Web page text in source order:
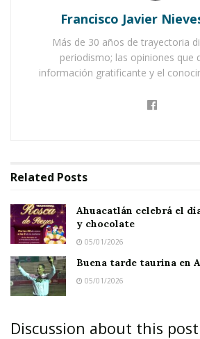
Notas Relacionadas
Ahuacatlán celebrá el día de
chocolate
Buena tarde taurina en Ahuacatlán
“Un joven que fue criado como
entrenando para saltos
olímpico. La única influencia
recibió en su vida le había
un amigo cristiano.
Francisco Javier
Más de 30 años de trayectoria
periodismo; las opiniones que
información gratificante y el
Related Posts
Ahuacatlán celebrá el
y chocolate
05/01/2026
Buena tarde taurina en
05/01/2026
Discussion about this post